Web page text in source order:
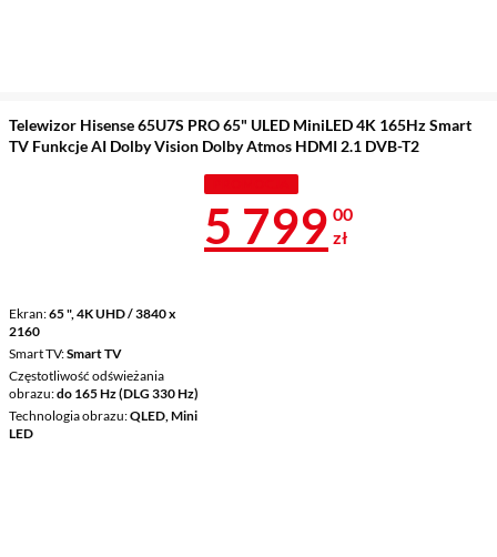
Telewizor Hisense 65U7S PRO 65" ULED MiniLED 4K 165Hz Smart
TV Funkcje AI Dolby Vision Dolby Atmos HDMI 2.1 DVB-T2
Ekran 65 ", 4K UHD / 3840 x
2160
Smart TV Smart TV
Częstotliwość odświeżania
obrazu do 165 Hz (DLG 330 Hz)
Technologia obrazu QLED, Mini
LED
Cena 5 799 zł
5 799 00
zł